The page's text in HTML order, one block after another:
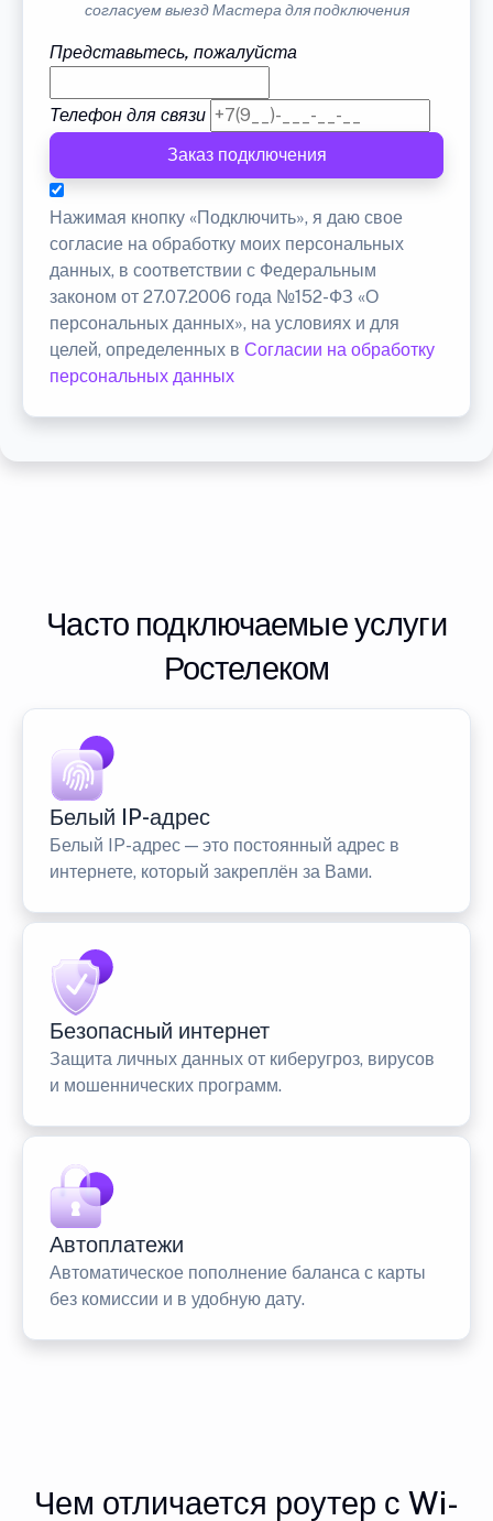
согласуем выезд Мастера для подключения
Представьтесь, пожалуйста
Телефон для связи
Заказ подключения
Нажимая кнопку «Подключить», я даю свое
согласие на обработку моих персональных
данных, в соответствии с Федеральным
законом от 27.07.2006 года №152-ФЗ «О
персональных данных», на условиях и для
целей, определенных в Согласии на обработку
персональных данных
Часто подключаемые услуги
Ростелеком
Белый IP-адрес
Белый IP-адрес — это постоянный адрес в
интернете, который закреплён за Вами.
Безопасный интернет
Защита личных данных от киберугроз, вирусов
и мошеннических программ.
Автоплатежи
Автоматическое пополнение баланса с карты
без комиссии и в удобную дату.
Чем отличается роутер с Wi-